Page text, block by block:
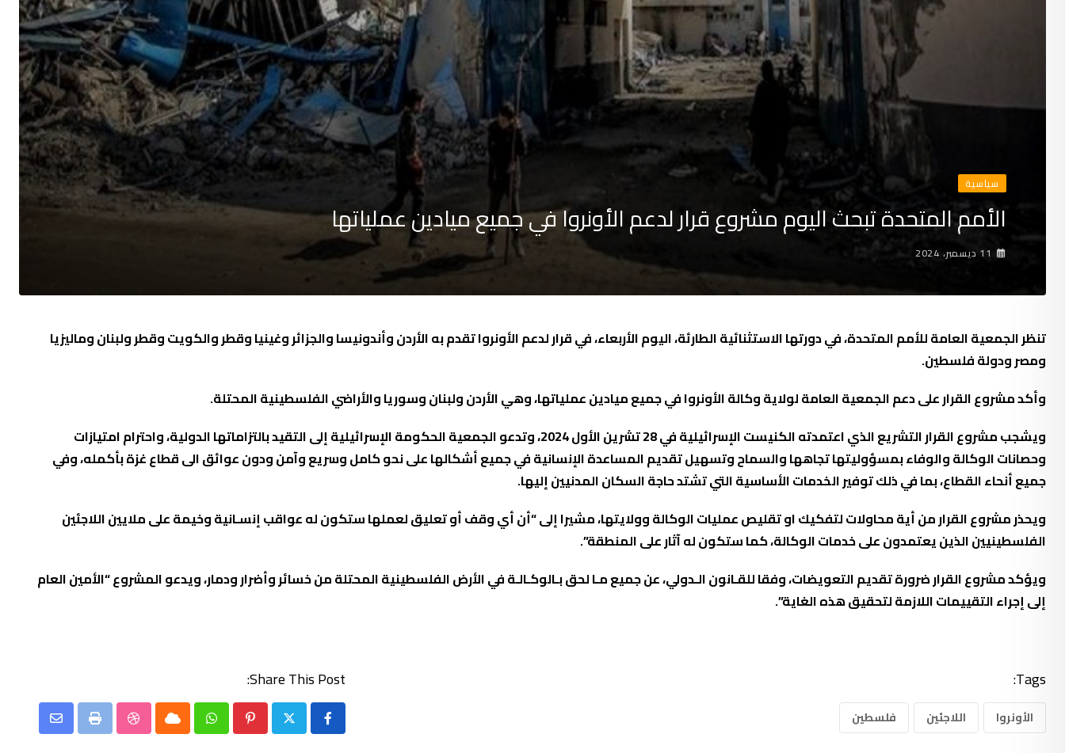
سياسية
الأمم المتحدة تبحث اليوم مشروع قرار لدعم الأونروا في جميع ميادين عملياتها
11 ديسمبر، 2024
تنظر الجمعية العامة للأمم المتحدة، في دورتها الاستثنائية الطارئة، اليوم الأربعاء، في قرار لدعم الأونروا تقدم به الأردن وأندونيسا والجزائر وغينيا وقطر والكويت وقطر ولبنان وماليزيا
ومصر ودولة فلسطين.
وأكد مشروع القرار على دعم الجمعية العامة لولاية وكالة الأونروا في جميع ميادين عملياتها، وهي الأردن ولبنان وسوريا والأراضي الفلسطينية المحتلة.
ويشجب مشروع القرار التشريع الذي اعتمدته الكنيست الإسرائيلية في 28 تشرين الأول 2024، وتدعو الجمعية الحكومة الإسرائيلية إلى التقيد بالتزاماتها الدولية، واحترام امتيازات
وحصانات الوكالة والوفاء بمسؤوليتها تجاهها والسماح وتسهيل تقديم المساعدة الإنسانية في جميع أشكالها على نحو كامل وسريع وآمن ودون عوائق الى قطاع غزة بأكمله، وفي
جميع أنحاء القطاع، بما في ذلك توفير الخدمات الأساسية التي تشتد حاجة السكان المدنيين إليها.
ويحذر مشروع القرار من أية محاولات لتفكيك او تقليص عمليات الوكالة وولايتها، مشيرا إلى “أن أي وقف أو تعليق لعملها ستكون له عواقب إنسـانية وخيمة على ملايين اللاجئين
الفلسطينيين الذين يعتمدون على خدمات الوكالة، كما ستكون له آثار على المنطقة”.
ويؤكد مشروع القرار ضرورة تقديم التعويضات، وفقا للقـانون الـدولي، عن جميع مـا لحق بـالوكـالـة في الأرض الفلسطينية المحتلة من خسائر وأضرار ودمار، ويدعو المشروع “الأمين العام
إلى إجراء التقييمات اللازمة لتحقيق هذه الغاية”.
Tags:
الأونروا اللاجئين فلسطين
Share This Post:
Pinterest
Whatsapp
Cloud
StumbleUpon
Print
Share